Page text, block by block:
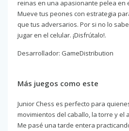
reinas en una apasionante pelea en
Mueve tus peones con estrategia
que tus adversarios. Por si no lo
jugar en el celular. ¡Disfrútalo!.
Desarrollador: GameDistribution
Más juegos como este
Junior Chess es perfecto para
movimientos del caballo, la torre y el
Me pasé una tarde entera